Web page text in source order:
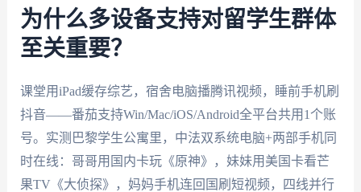
为什么多设备支持对留学生群体
至关重要？
课堂用iPad缓存综艺，宿舍电脑播腾讯视频，睡前手机刷
抖音——番茄支持Win/Mac/iOS/Android全平台共用1个账
号。实测巴黎学生公寓里，中法双系统电脑+两部手机同
时在线：哥哥用国内卡玩《原神》，妹妹用美国卡看芒
果TV《大侦探》，妈妈手机连回国刷短视频，四线并行